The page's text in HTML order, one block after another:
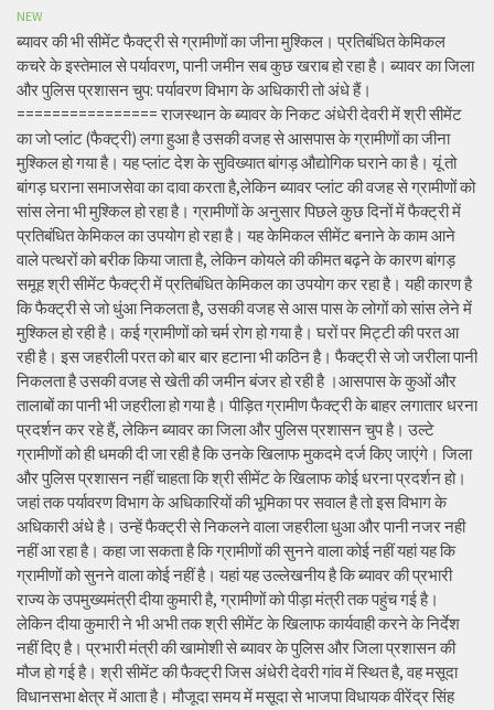
NEW
ब्यावर की भी सीमेंट फैक्ट्री से ग्रामीणों का जीना मुश्किल। प्रतिबंधित केमिकल
कचरे के इस्तेमाल से पर्यावरण, पानी जमीन सब कुछ खराब हो रहा है। ब्यावर का जिला
और पुलिस प्रशासन चुप: पर्यावरण विभाग के अधिकारी तो अंधे हैं।
================ राजस्थान के ब्यावर के निकट अंधेरी देवरी में श्री सीमेंट
का जो प्लांट (फैक्ट्री) लगा हुआ है उसकी वजह से आसपास के ग्रामीणों का जीना
मुश्किल हो गया है। यह प्लांट देश के सुविख्यात बांगड़ औद्योगिक घराने का है। यूं तो
बांगड़ घराना समाजसेवा का दावा करता है,लेकिन ब्यावर प्लांट की वजह से ग्रामीणों को
सांस लेना भी मुश्किल हो रहा है। ग्रामीणों के अनुसार पिछले कुछ दिनों में फैक्ट्री में
प्रतिबंधित केमिकल का उपयोग हो रहा है। यह केमिकल सीमेंट बनाने के काम आने
वाले पत्थरों को बरीक किया जाता है, लेकिन कोयले की कीमत बढ़ने के कारण बांगड़
समूह श्री सीमेंट फैक्ट्री में प्रतिबंधित केमिकल का उपयोग कर रहा है। यही कारण है
कि फैक्ट्री से जो धुंआ निकलता है, उसकी वजह से आस पास के लोगों को सांस लेने में
मुश्किल हो रही है। कई ग्रामीणों को चर्म रोग हो गया है। घरों पर मिट्टी की परत आ
रही है। इस जहरीली परत को बार बार हटाना भी कठिन है। फैक्ट्री से जो जरीला पानी
निकलता है उसकी वजह से खेती की जमीन बंजर हो रही है ।आसपास के कुओं और
तालाबों का पानी भी जहरीला हो गया है। पीड़ित ग्रामीण फैक्ट्री के बाहर लगातार धरना
प्रदर्शन कर रहे हैं, लेकिन ब्यावर का जिला और पुलिस प्रशासन चुप है। उल्टे
ग्रामीणों को ही धमकी दी जा रही है कि उनके खिलाफ मुकदमे दर्ज किए जाएंगे। जिला
और पुलिस प्रशासन नहीं चाहता कि श्री सीमेंट के खिलाफ कोई धरना प्रदर्शन हो।
जहां तक पर्यावरण विभाग के अधिकारियों की भूमिका पर सवाल है तो इस विभाग के
अधिकारी अंधे है। उन्हें फैक्ट्री से निकलने वाला जहरीला धुआ और पानी नजर नही
नहीं आ रहा है। कहा जा सकता है कि ग्रामीणों की सुनने वाला कोई नहीं यहां यह कि
ग्रामीणों को सुनने वाला कोई नहीं है। यहां यह उल्लेखनीय है कि ब्यावर की प्रभारी
राज्य के उपमुख्यमंत्री दीया कुमारी है, ग्रामीणों को पीड़ा मंत्री तक पहुंच गई है।
लेकिन दीया कुमारी ने भी अभी तक श्री सीमेंट के खिलाफ कार्यवाही करने के निर्देश
नहीं दिए है। प्रभारी मंत्री की खामोशी से ब्यावर के पुलिस और जिला प्रशासन की
मौज हो गई है। श्री सीमेंट की फैक्ट्री जिस अंधेरी देवरी गांव में स्थित है, वह मसूदा
विधानसभा क्षेत्र में आता है। मौजूदा समय में मसूदा से भाजपा विधायक वीरेंद्र सिंह